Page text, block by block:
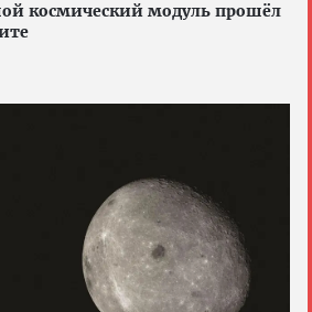
космический модуль прошёл